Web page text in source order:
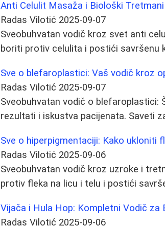
Anti Celulit Masaža i Biološki Tretmani
Radas Vilotić 2025-09-07
Sveobuhvatan vodič kroz svet anti
boriti protiv celulita i postići savršenu
Sve o blefaroplastici: Vaš vodič kroz
Radas Vilotić 2025-09-07
Sveobuhvatan vodič o blefaroplastici:
rezultati i iskustva pacijenata. Saveti
Sve o hiperpigmentaciji: Kako ukloniti
Radas Vilotić 2025-09-06
Sveobuhvatan vodič kroz uzroke i
protiv fleka na licu i telu i postići
Vijača i Hula Hop: Kompletni Vodič za
Radas Vilotić 2025-09-06